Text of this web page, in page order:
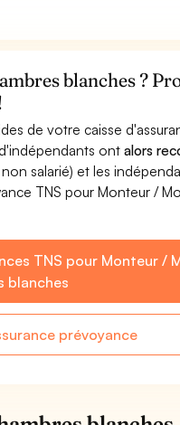
blanches ?
de votre caisse
ontalors
salarié) et les
TNS pour Monteur /
TNS pour Monteur /
blanches
prévoyance